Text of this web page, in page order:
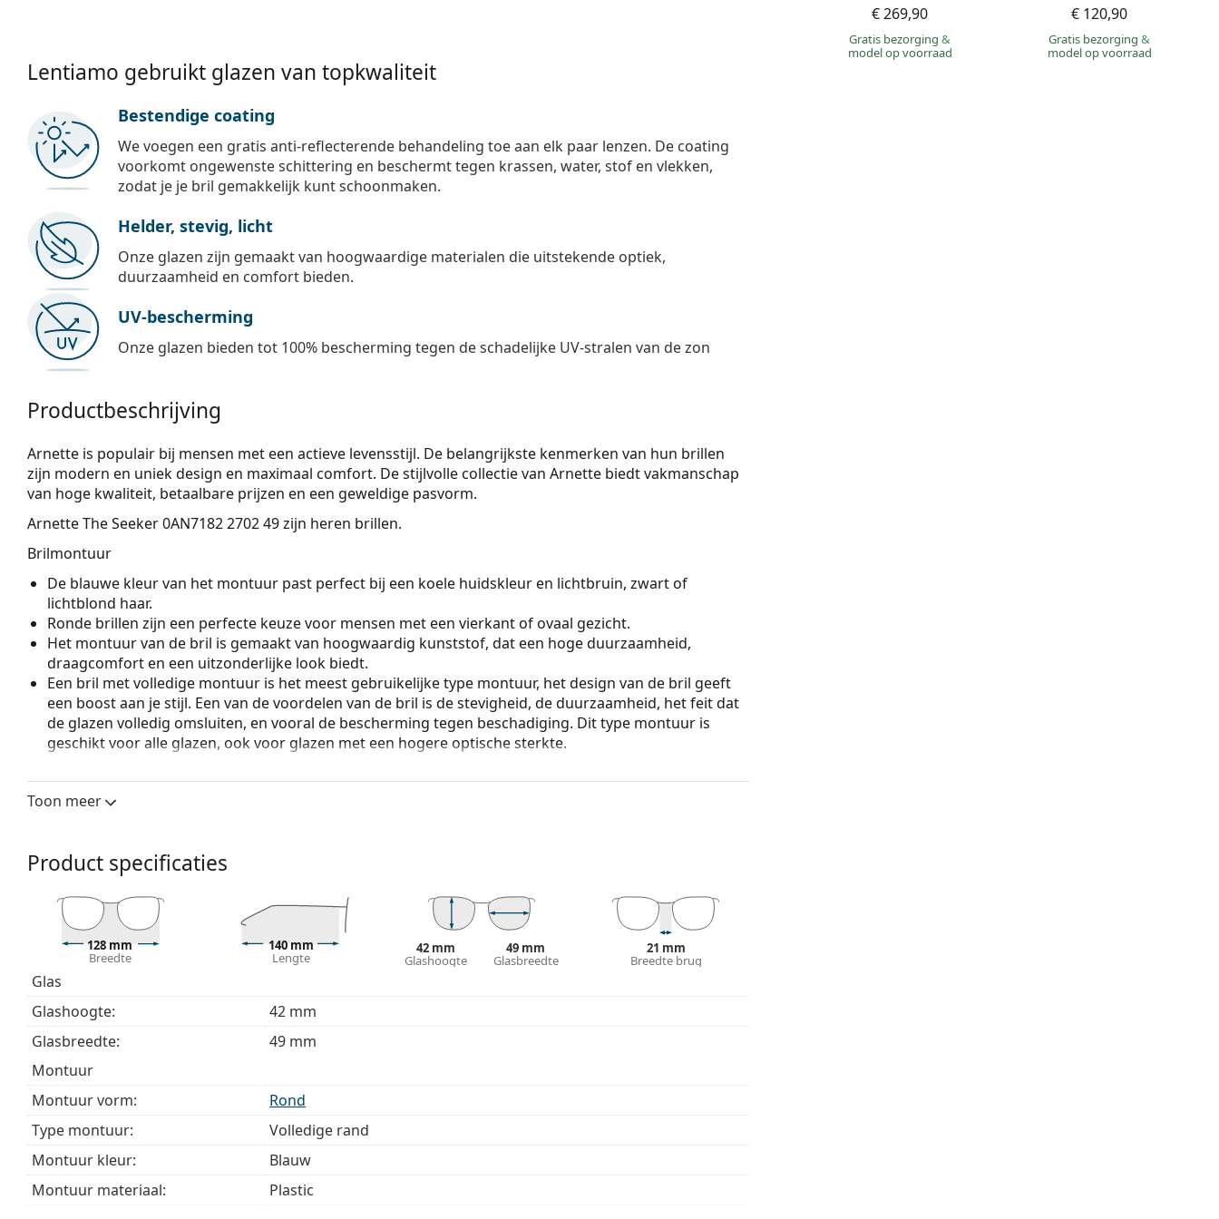
€ 269,90
Gratis bezorging&
model op voorraad
€ 120,90
Gratis bezorging&
model op voorraad
Lentiamo gebruikt glazen van topkwaliteit
Bestendige coating
We voegen een gratis anti-reflecterende behandeling toe aan elk paar lenzen. De coating
voorkomt ongewenste schittering en beschermt tegen krassen, water, stof en vlekken,
zodat je je bril gemakkelijk kunt schoonmaken.
Helder, stevig, licht
Onze glazen zijn gemaakt van hoogwaardige materialen die uitstekende optiek,
duurzaamheid en comfort bieden.
UV-bescherming
Onze glazen bieden tot 100% bescherming tegen de schadelijke UV-stralen van de zon
Productbeschrijving
Arnette is populair bij mensen met een actieve levensstijl. De belangrijkste kenmerken van hun brillen
zijn modern en uniek design en maximaal comfort. De stijlvolle collectie van Arnette biedt vakmanschap
van hoge kwaliteit, betaalbare prijzen en een geweldige pasvorm.
Arnette The Seeker 0AN7182 2702 49zijn heren brillen.
Brilmontuur
De blauwe kleur van het montuur past perfect bij een koele huidskleur en lichtbruin, zwart of
lichtblond haar.
Ronde brillen zijn een perfecte keuze voor mensen met een vierkant of ovaal gezicht.
Het montuur van de bril is gemaakt van hoogwaardig kunststof, dat een hoge duurzaamheid,
draagcomfort en een uitzonderlijke look biedt.
Een bril met volledige montuur is het meest gebruikelijke type montuur, het design van de bril geeft
een boost aan je stijl. Een van de voordelen van de bril is de stevigheid, de duurzaamheid, het feit dat
de glazen volledig omsluiten, en vooral de bescherming tegen beschadiging. Dit type montuur is
geschikt voor alle glazen, ook voor glazen met een hogere optische sterkte.
Wij leveren de brillen in een originele hoes. De kleur van de koker en het ontwerp kunnen variëren.
Bekijk het volledige assortiment
bij het kiezen.
Het is een medisch hulpmiddel. Lees de instructies voor gebruik.
Toon meer
Product specificaties
128 mm
Breedte
140 mm
Lengte
42 mm
Glashoogte
49 mm
Glasbreedte
21 mm
Breedte brug
Glas
Glashoogte:
42 mm
Glasbreedte:
49 mm
montuur
Montuur vorm:
Rond
Type montuur:
Volledige rand
Montuur kleur:
Blauw
Montuur materiaal:
Plastic